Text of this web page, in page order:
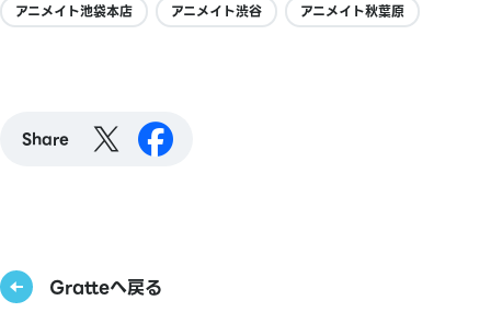
アニメイト池袋本店 アニメイト渋谷 アニメイト秋葉原
Share
Gratteへ戻る